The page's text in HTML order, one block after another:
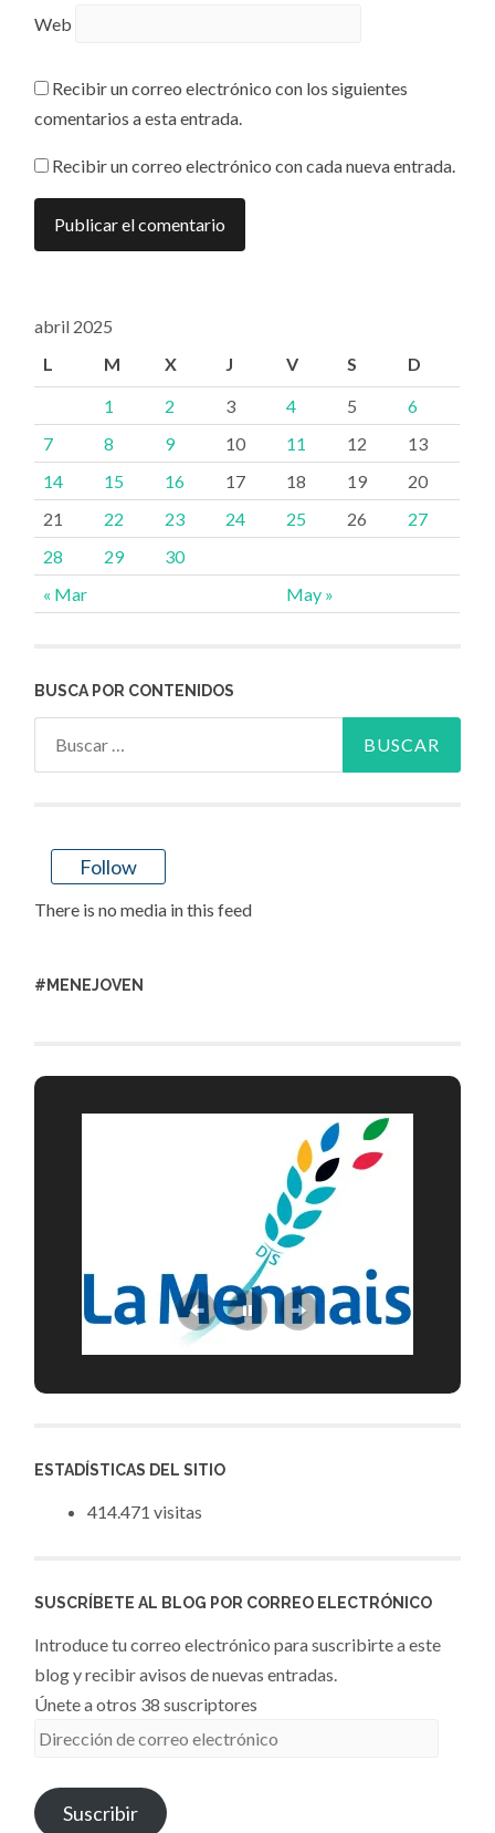
Web
Recibir un correo electrónico con los siguientes
comentarios a esta entrada.
Recibir un correo electrónico con cada nueva entrada.
abril 2025
L
M X J V S D
« Mar May »
1 2 3 4 5
6
7
8 9 10 11 12
13
14
15 16 17 18 19
20
21
22 23 24 25 26
27
28
29 30
BUSCA POR CONTENIDOS
Follow
There is no media in this feed
#MENEJOVEN
ESTADÍSTICAS DEL SITIO
414.471 visitas
SUSCRÍBETE AL BLOG POR CORREO ELECTRÓNICO
Introduce tu correo electrónico para suscribirte a este
blog y recibir avisos de nuevas entradas.
Únete a otros 38 suscriptores
Dirección
correo
electrónico
Suscribir